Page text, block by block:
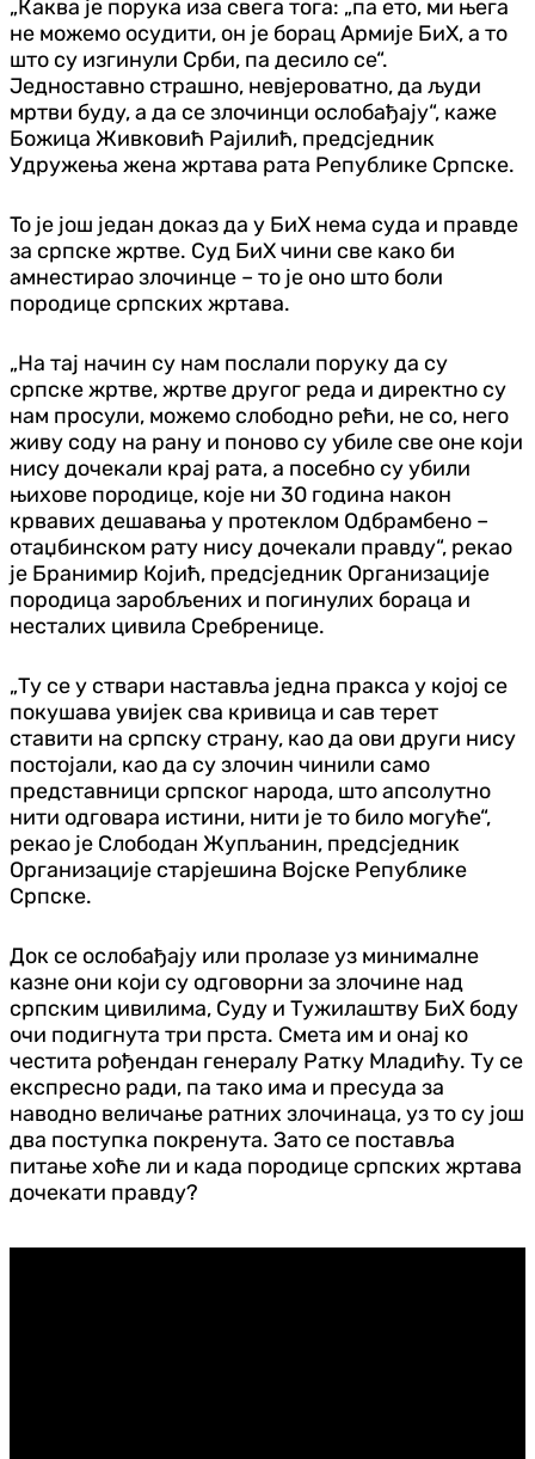
„Каква је порука иза свега тога: „па ето, ми њега
не можемо осудити, он је борац Армије БиХ, а то
што су изгинули Срби, па десило се“.
Једноставно страшно, невјероватно, да људи
мртви буду, а да се злочинци ослобађају“, каже
Божица Живковић Рајилић, предсједник
Удружења жена жртава рата Републике Српске.
To je још један доказ да у БиХ нема суда и правде
за српске жртве. Суд БиХ чини све како би
амнестирао злочинце – то је оно што боли
породице српских жртава.
„На тај начин су нам послали поруку да су
српске жртве, жртве другог реда и директно су
нам просули, можемо слободно рећи, не со, него
живу соду на рану и поново су убиле све оне који
нису дочекали крај рата, а посебно су убили
њихове породице, које ни 30 година након
крвавих дешавања у протеклом Одбрамбено –
отаџбинском рату нису дочекали правду“, рекао
је Бранимир Којић, предсједник Организације
породица заробљених и погинулих бораца и
несталих цивила Сребренице.
„Ту се у ствари наставља једна пракса у којој се
покушава увијек сва кривица и сав терет
ставити на српску страну, као да ови други нису
постојали, као да су злочин чинили само
представници српског народа, што апсолутно
нити одговара истини, нити је то било могуће“,
рекао је Слободан Жупљанин, предсједник
Организације старјешина Војске Републике
Српске.
Док се ослобађају или пролазе уз минималне
казне они који су одговорни за злочине над
српским цивилима, Суду и Тужилаштву БиХ боду
очи подигнута три прста. Смета им и онај ко
честита рођендан генералу Ратку Младићу. Ту се
експресно ради, па тако има и пресуда за
наводно величање ратних злочинаца, уз то су још
два поступка покренута. Зато се поставља
питање хоће ли и када породице српских жртава
дочекати правду?